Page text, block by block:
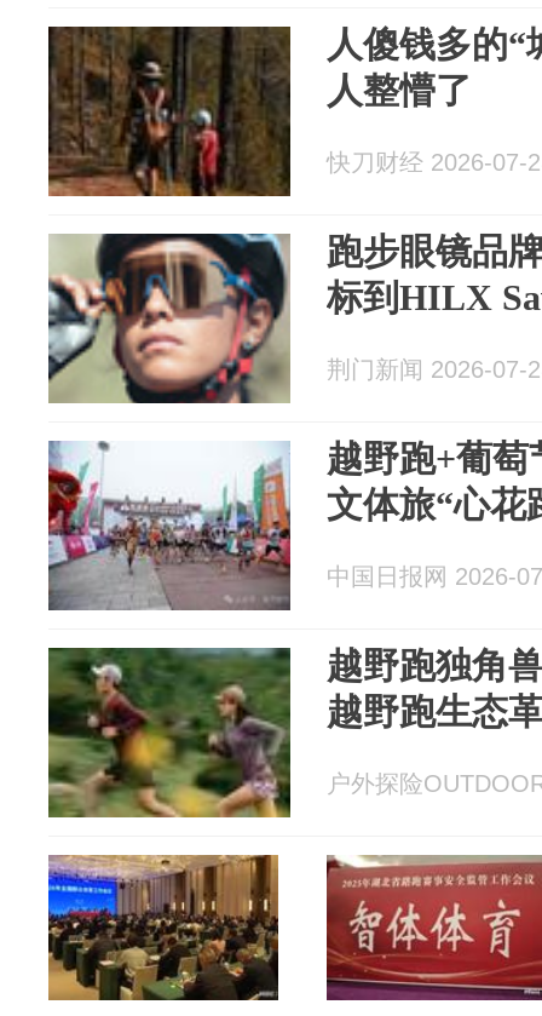
人傻钱多的
人整懵了
快刀财经 2026-07-
跑步眼镜品
标到HILX
荆门新闻 2026-07-
越野跑+葡
文体旅“心花
中国日报网 2026-
越野跑独角
越野跑生态
户外探险